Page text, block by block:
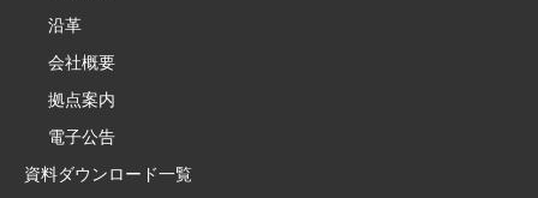
沿革
会社概要
拠点案内
電子公告
資料ダウンロード一覧